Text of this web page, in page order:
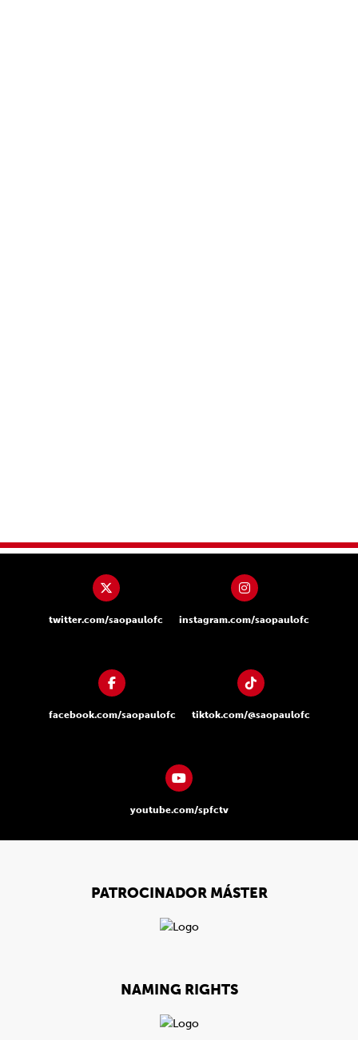
twitter.com/saopaulofc instagram.com/saopaulofc
facebook.com/saopaulofc tiktok.com/@saopaulofc
youtube.com/spfctv
PATROCINADOR MÁSTER
NAMING RIGHTS